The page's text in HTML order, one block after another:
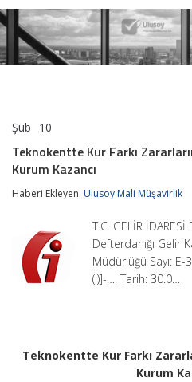
Şub 10
Farkı
Zararlarının
Kapsamı
Kurum
Teknokentte Kur Farkı
Kurum Kazancı
Haberi Ekleyen: Ulusoy Mali Müşavirlik
T.C. GELİR
Defterdarlığı Gelir
Müdürlüğü Sayı:
(i)]-…. Tarih: 30.0…
Teknokentte Kur Farkı
Kurum